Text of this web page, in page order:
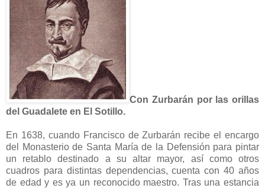
Con Zurbarán por las orillas
del Guadalete en El Sotillo.
En 1638, cuando Francisco de Zurbarán recibe el encargo
del Monasterio de Santa María de la Defensión para pintar
un retablo destinado a su altar mayor, así como otros
cuadros para distintas dependencias, cuenta con 40 años
de edad y es ya un reconocido maestro. Tras una estancia